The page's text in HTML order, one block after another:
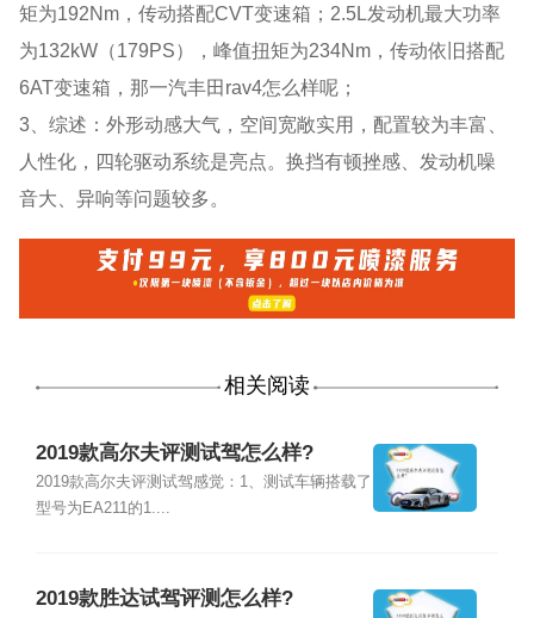
矩为192Nm，传动搭配CVT变速箱；2.5L发动机最大功率
为132kW（179PS），峰值扭矩为234Nm，传动依旧搭配
6AT变速箱，那一汽丰田rav4怎么样呢；
3、综述：外形动感大气，空间宽敞实用，配置较为丰富、
人性化，四轮驱动系统是亮点。换挡有顿挫感、发动机噪
音大、异响等问题较多。
相关阅读
2019款高尔夫评测试驾怎么样?
2019款高尔夫评测试驾感觉：1、测试车辆搭载了
型号为EA211的1....
2019款胜达试驾评测怎么样?